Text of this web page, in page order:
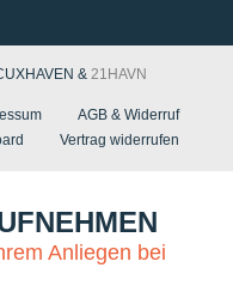
& 21HAVN
AGB & Widerruf
Vertrag widerrufen
Anliegen bei